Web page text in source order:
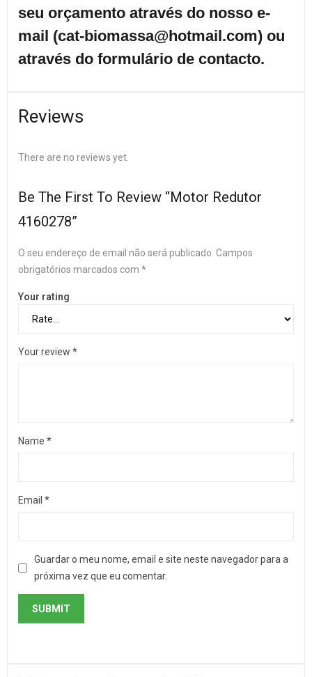
seu orçamento através do nosso e-
mail (cat-biomassa@hotmail.com) ou
através do formulário de contacto.
Reviews
There are no reviews yet.
Be The First To Review “Motor Redutor
4160278”
O seu endereço de email não será publicado. Campos
obrigatórios marcados com *
Your rating
Your review *
Name *
Email *
Guardar o meu nome, email e site neste navegador para a
próxima vez que eu comentar.